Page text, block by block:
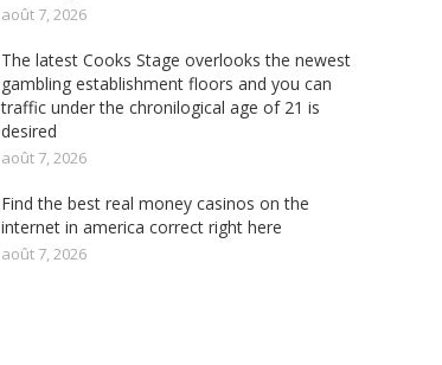
août 7, 2026
The latest Cooks Stage overlooks the newest
gambling establishment floors and you can
traffic under the chronilogical age of 21 is
desired
août 7, 2026
Find the best real money casinos on the
internet in america correct right here
août 7, 2026